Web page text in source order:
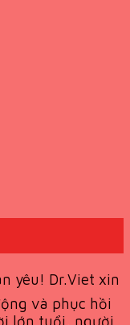
yêu! Dr.Viet xin
và phục hồi
lớn tuổi, người